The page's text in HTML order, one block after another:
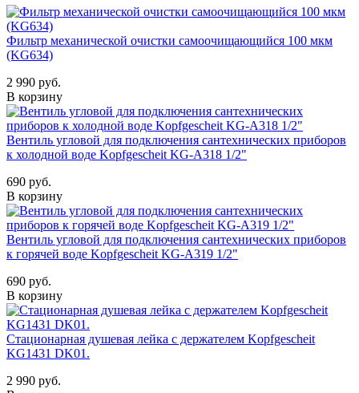
Фильтр механической очистки самоочищающийся 100 мкм
(KG634)
2 990 руб.
В корзину
Вентиль угловой для подключения сантехнических приборов
к холодной воде Kopfgescheit KG-A318 1/2"
690 руб.
В корзину
Вентиль угловой для подключения сантехнических приборов
к горячей воде Kopfgescheit KG-A319 1/2"
690 руб.
В корзину
Стационарная душевая лейка с держателем Kopfgescheit
KG1431 DK01.
2 990 руб.